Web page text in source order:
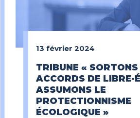
13 février 2024
TRIBUNE « SORTONS
ACCORDS DE LIBRE-
ASSUMONS LE
PROTECTIONNISME
ÉCOLOGIQUE »